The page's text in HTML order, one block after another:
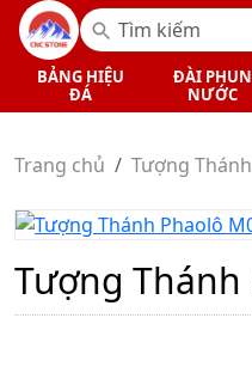
BẢNG HIỆU
ĐÁ
ĐÀI PHUN
NƯỚC
Trang chủ Tượng
Tượng Thánh